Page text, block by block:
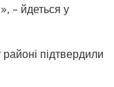
– йдеться у
підтвердили